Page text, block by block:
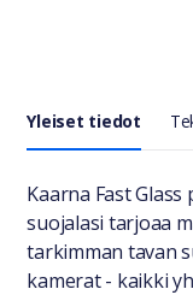
Yleiset tiedot
Yleiset
Kaarna Fast
suojalasi tarjoaa
tarkimman tavan
kamerat - kaikki